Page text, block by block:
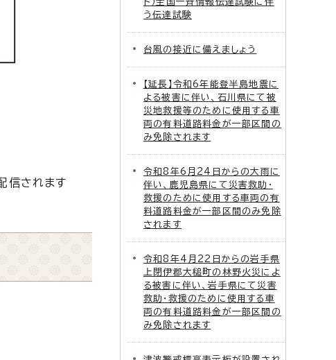
信されます
う伝達試験
台風の接近に備えましょう
【延長】令和6年能登半島地震に
よる被害に伴い、石川県にて被
災地救援等のために使用する車
両の有料道路料金が一部区間の
み免除されます
令和8年6月24日からの大雨に
伴い、鹿児島県にて災害救助・
救援のために使用する車両の有
料道路料金が一部区間のみ免除
されます
令和8年4月22日からの岩手県
上閉伊郡大槌町の林野火災によ
る被害に伴い、岩手県にて災害
救助・救援のために使用する車
両の有料道路料金が一部区間の
み免除されます